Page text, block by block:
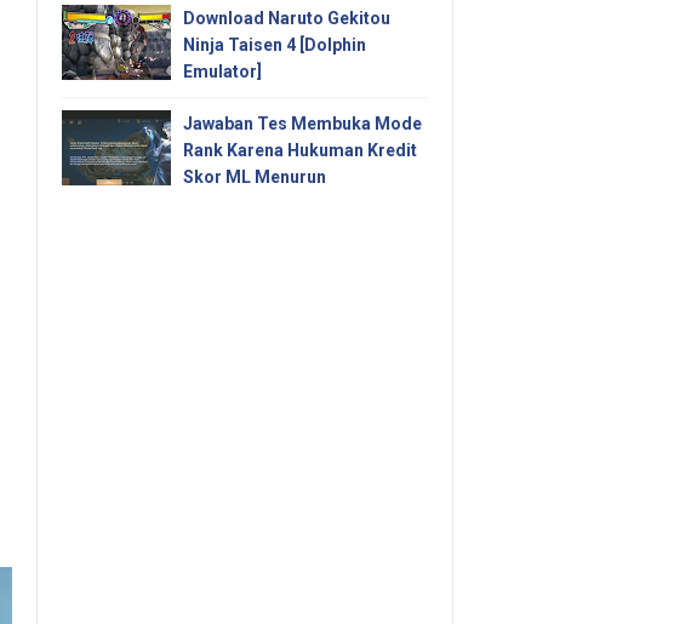
Download Naruto Gekitou
Ninja Taisen 4 [Dolphin
Emulator]
Jawaban Tes Membuka Mode
Rank Karena Hukuman Kredit
Skor ML Menurun